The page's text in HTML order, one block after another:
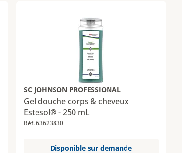
SC JOHNSON PROFESSIONAL
Gel douche corps & cheveux
Estesol® - 250 mL
Réf. 63623830
Disponible sur demande